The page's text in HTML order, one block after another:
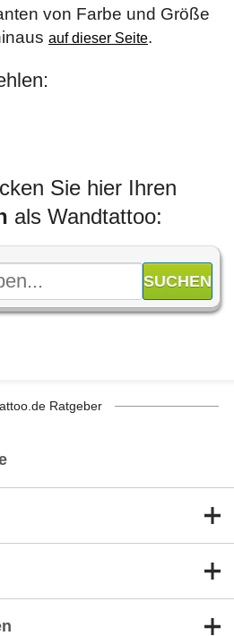
von Farbe und Größe
auf dieser Seite.
Sie hier Ihren
als Wandtattoo:
Ratgeber